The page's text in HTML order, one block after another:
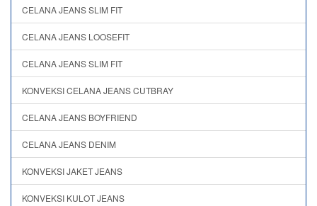
CELANA JEANS SLIM FIT
CELANA JEANS LOOSEFIT
CELANA JEANS SLIM FIT
KONVEKSI CELANA JEANS CUTBRAY
CELANA JEANS BOYFRIEND
CELANA JEANS DENIM
KONVEKSI JAKET JEANS
KONVEKSI KULOT JEANS